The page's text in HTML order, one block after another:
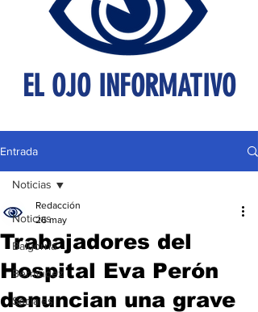
EL OJO INFORMATIVO
Entrada
Noticias
Baigorria
Bermúdez
Sociales
Noticias
Trabajadores del
Hospital Eva Perón
denuncian una grave
Redacción
26 may